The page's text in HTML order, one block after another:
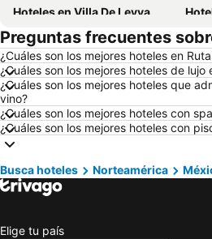
Hoteles en Villa De Leyva
Hoteles en Melgar
Hoteles en Roma
Hoteles en Pereira
Hoteles en Villavicencio
Hoteles en Girardot
Hoteles en Los Cabos
Hoteles en Isla Margarita
Hoteles en Risaralda
Preguntas frecuentes
¿Cuáles son los mejores hoteles en
¿Cuáles son los mejores hoteles de lujo
¿Cuáles son los mejores hoteles que
vino?
¿Cuáles son los mejores hoteles con
¿Cuáles son los mejores hoteles con
Busca hoteles Norteamérica
Elige tu país